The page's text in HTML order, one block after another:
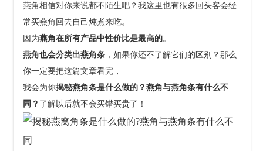
燕角相信对你来说都不陌生吧？我这里也有很多回头客会经
常买燕角回去自己炖煮来吃。
因为燕角在所有产品中性价比是最高的。
燕角也会分类出燕角条 ，如果你还不了解它们的区别？那么
你一定要把这篇文章看完，
我会为你揭秘燕角条是什么做的？燕角与燕角条有什么不
同？ 了解以后就不会买错买贵了！